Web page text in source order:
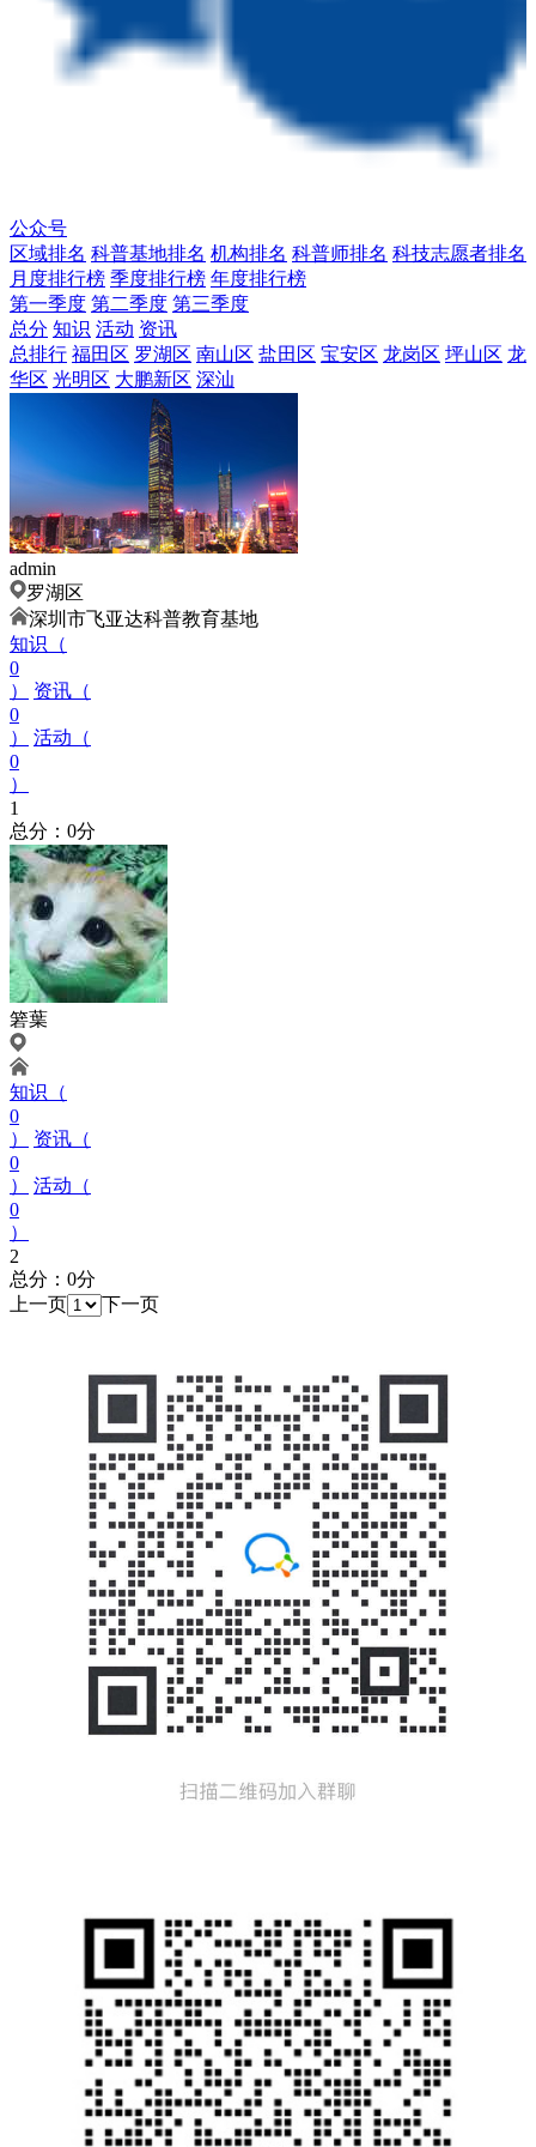
公众号
区域排名 科普基地排名 机构排名 科普师排名 科技志愿者排名
月度排行榜 季度排行榜 年度排行榜
第一季度 第二季度 第三季度
总分 知识 活动 资讯
总排行 福田区 罗湖区 南山区 盐田区 宝安区 龙岗区 坪山区 龙
华区 光明区 大鹏新区 深汕
admin
罗湖区
深圳市飞亚达科普教育基地
知识（
0
）
资讯（
0
）
活动（
0
）
1
总分：0分
箬葉
知识（
0
）
资讯（
0
）
活动（
0
）
2
总分：0分
上一页
下一页